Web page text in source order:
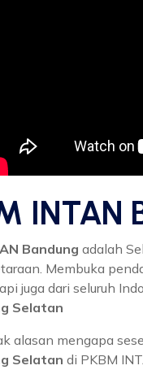
INTAN
Bandung adalah
Membuka
juga dari seluruh
Selatan
alasan mengapa
Selatan di PKBM